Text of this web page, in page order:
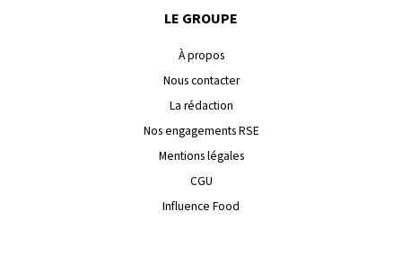
LE GROUPE
À propos
Nous contacter
La rédaction
Nos engagements RSE
Mentions légales
CGU
Influence Food